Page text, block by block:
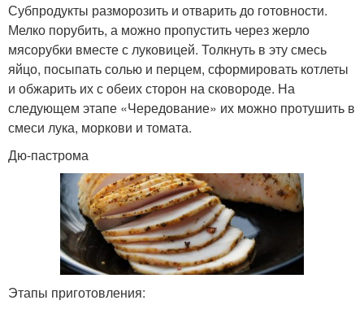
Субпродукты разморозить и отварить до готовности.
Мелко порубить, а можно пропустить через жерло
мясорубки вместе с луковицей. Толкнуть в эту смесь
яйцо, посыпать солью и перцем, сформировать котлеты
и обжарить их с обеих сторон на сковороде. На
следующем этапе «Чередование» их можно протушить в
смеси лука, моркови и томата.
Дю-пастрома
Этапы приготовления: